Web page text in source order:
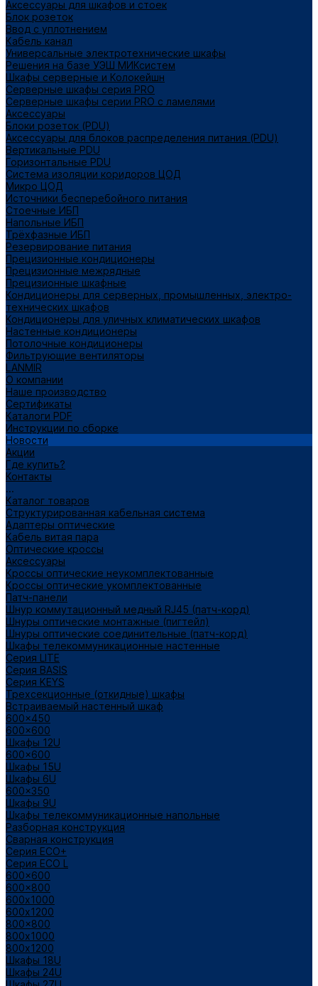
Аксессуары для шкафов и стоек
Блок розеток
Ввод с уплотнением
Кабель канал
Универсальные электротехнические шкафы
Решения на базе УЭШ МИКсистем
Шкафы серверные и Колокейшн
Серверные шкафы серия PRO
Серверные шкафы серии PRO с ламелями
Аксессуары
Блоки розеток (PDU)
Аксессуары для блоков распределения питания (PDU)
Вертикальные PDU
Горизонтальные PDU
Система изоляции коридоров ЦОД
Микро ЦОД
Источники бесперебойного питания
Стоечные ИБП
Напольные ИБП
Трёхфазные ИБП
Резервирование питания
Прецизионные кондиционеры
Прецизионные межрядные
Прецизионные шкафные
Кондиционеры для серверных, промышленных, электро-
технических шкафов
Кондиционеры для уличных климатических шкафов
Настенные кондиционеры
Потолочные кондиционеры
Фильтрующие вентиляторы
LANMIR
О компании
Наше производство
Сертификаты
Каталоги PDF
Инструкции по сборке
Новости
Акции
Где купить?
Контакты
...
Каталог товаров
Структурированная кабельная система
Адаптеры оптические
Кабель витая пара
Оптические кроссы
Аксессуары
Кроссы оптические неукомплектованные
Кроссы оптические укомплектованные
Патч-панели
Шнур коммутационный медный RJ45 (патч-корд)
Шнуры оптические монтажные (пигтейл)
Шнуры оптические соединительные (патч-корд)
Шкафы телекоммуникационные настенные
Cерия LITE
Cерия BASIS
Cерия KEYS
Трехсекционные (откидные) шкафы
Встраиваемый настенный шкаф
600x450
600x600
Шкафы 12U
600x600
Шкафы 15U
Шкафы 6U
600x350
Шкафы 9U
Шкафы телекоммуникационные напольные
Разборная конструкция
Сварная конструкция
Серия ECO+
Серия ECO L
600x600
600x800
600х1000
600х1200
800x800
800х1000
800х1200
Шкафы 18U
Шкафы 24U